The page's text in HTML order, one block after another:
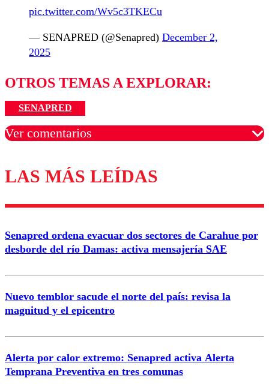
pic.twitter.com/Wv5c3TKECu
— SENAPRED (@Senapred) December 2,
2025
OTROS TEMAS A EXPLORAR:
SENAPRED
Ver comentarios
Los comentarios son moderados para garantizar un
diálogo respetuoso.
Nombre
Correo
LAS MÁS LEÍDAS
Senapred ordena evacuar dos sectores de Carahue por
desborde del río Damas: activa mensajería SAE
Nuevo temblor sacude el norte del país: revisa la
magnitud y el epicentro
Alerta por calor extremo: Senapred activa Alerta
Temprana Preventiva en tres comunas